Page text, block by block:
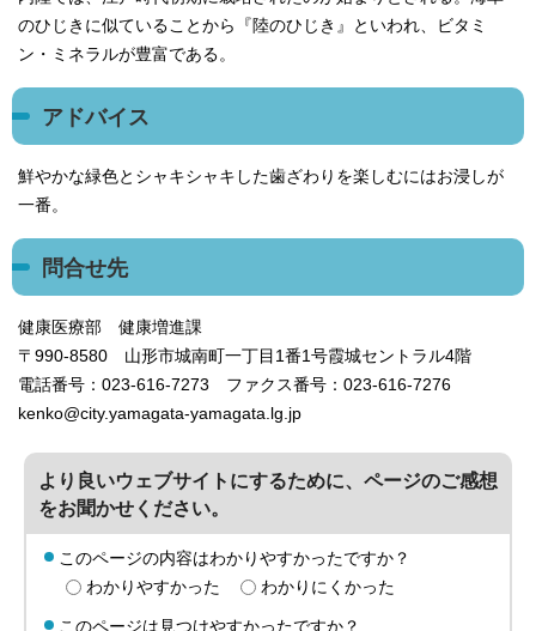
のひじきに似ていることから『陸のひじき』といわれ、ビタミ
ン・ミネラルが豊富である。
アドバイス
鮮やかな緑色とシャキシャキした歯ざわりを楽しむにはお浸しが
一番。
問合せ先
健康医療部 健康増進課
〒990-8580 山形市城南町一丁目1番1号霞城セントラル4階
電話番号：023-616-7273 ファクス番号：023-616-7276
kenko@city.yamagata-yamagata.lg.jp
より良いウェブサイトにするために、ページのご感想
をお聞かせください。
このページの内容はわかりやすかったですか？
わかりやすかった
わかりにくかった
このページは見つけやすかったですか？